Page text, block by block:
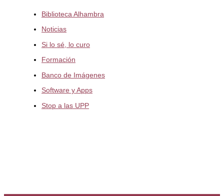
Biblioteca Alhambra
Noticias
Si lo sé, lo curo
Formación
Banco de Imágenes
Software y Apps
Stop a las UPP